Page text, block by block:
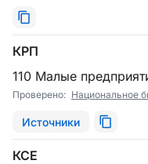
КРП
110 Малые
Проверено: Национальное
Источники
КСЕ